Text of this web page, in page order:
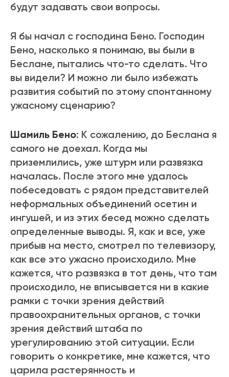
будут задавать свои вопросы.
Я бы начал с господина Бено. Господин
Бено, насколько я понимаю, вы были в
Беслане, пытались что-то сделать. Что
вы видели? И можно ли было избежать
развития событий по этому спонтанному
ужасному сценарию?
Шамиль Бено: К сожалению, до Беслана я
самого не доехал. Когда мы
приземлились, уже штурм или развязка
началась. После этого мне удалось
побеседовать с рядом представителей
неформальных объединений осетин и
ингушей, и из этих бесед можно сделать
определенные выводы. Я, как и все, уже
прибыв на место, смотрел по телевизору,
как все это ужасно происходило. Мне
кажется, что развязка в тот день, что там
происходило, не вписывается ни в какие
рамки с точки зрения действий
правоохранительных органов, с точки
зрения действий штаба по
урегулированию этой ситуации. Если
говорить о конкретике, мне кажется, что
царила растерянность и